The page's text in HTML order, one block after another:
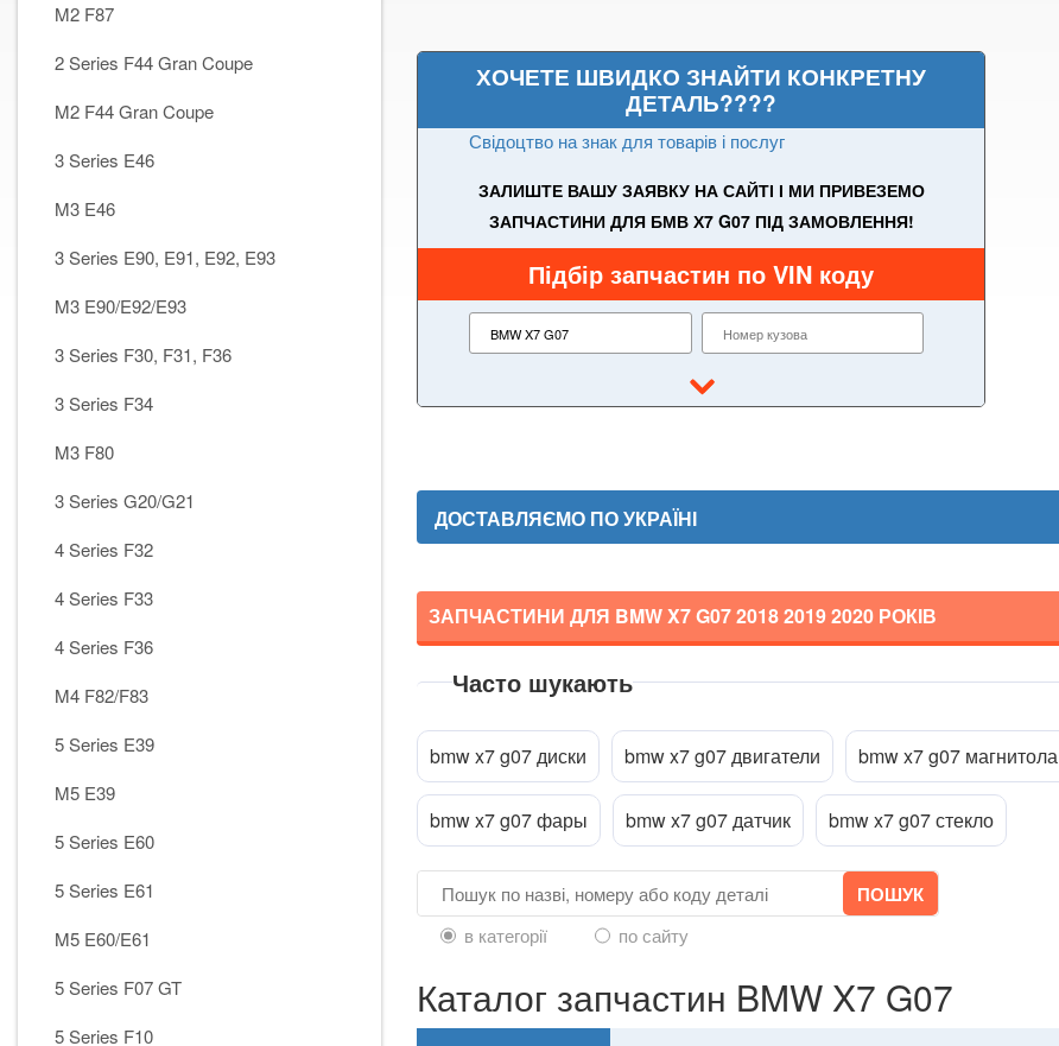
M2 F87
2 Series F44 Gran Coupe
M2 F44 Gran Coupe
3 Series E46
M3 E46
3 Series E90, E91, E92, E93
M3 E90/E92/E93
3 Series F30, F31, F36
3 Series F34
M3 F80
3 Series G20/G21
4 Series F32
4 Series F33
4 Series F36
M4 F82/F83
5 Series E39
M5 E39
5 Series E60
5 Series E61
M5 E60/E61
5 Series F07 GT
5 Series F10
ХОЧЕТЕ ШВИДКО ЗНАЙТИ КОНКРЕТНУ
ДЕТАЛЬ????
Свідоцтво на знак для товарів і послуг
ЗАЛИШТЕ ВАШУ ЗАЯВКУ НА САЙТІ І МИ ПРИВЕЗЕМО
ЗАПЧАСТИНИ ДЛЯ БМВ Х7 G07 ПІД ЗАМОВЛЕННЯ!
Підбір запчастин по VIN коду
Прикріпити файл
ДОСТАВЛЯЄМО ПО УКРАЇНІ
ЗАПЧАСТИНИ ДЛЯ BMW X7 G072018 2019 2020 РОКІВ
Часто шукають
bmw x7 g07 диски bmw x7 g07 двигатели bmw x7 g07 магнитола
bmw x7 g07 фары bmw x7 g07 датчик bmw x7 g07 стекло
в категорії по сайту
Каталог запчастин BMW X7 G07